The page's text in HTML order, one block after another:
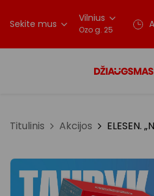
Sekite mus Vilnius
Ozo g. 25
Titulinis Akcijos ELESEN.